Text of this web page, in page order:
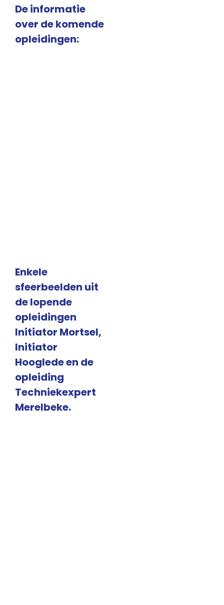
De informatie
over de komende
opleidingen:
Enkele
sfeerbeelden uit
de lopende
opleidingen
Initiator Mortsel,
Initiator
Hooglede en de
opleiding
Techniekexpert
Merelbeke.